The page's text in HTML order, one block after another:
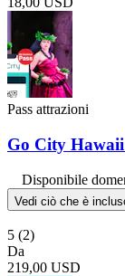
Pass attrazioni
Go City
Disponibile
Vedi ciò che è
5 (2)
Da
219,00 USD